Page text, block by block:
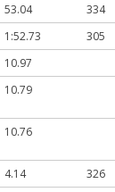
53.04 334
1:52.73 305
10.97
10.79
10.76
4.14 326